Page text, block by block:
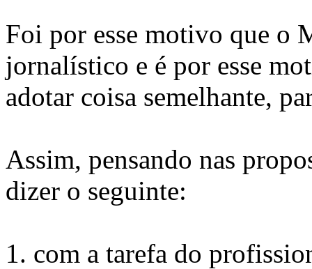
Foi por esse motivo que o
jornalístico e é por esse
adotar coisa semelhante,
Assim, pensando nas
dizer o seguinte:
1. com a tarefa do